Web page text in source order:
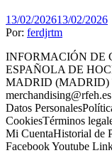
13/02/202613/02/2026
Por: ferdjrtm
INFORMACIÓN DE
ESPAÑOLA DE
MADRID (MADRID)
Datos
CookiesTérminos
Mi CuentaHistorial de
Facebook Youtube